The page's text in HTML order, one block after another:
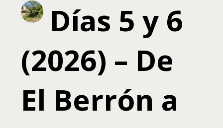
Días 5 y 6
(2026) – De
El Berrón a